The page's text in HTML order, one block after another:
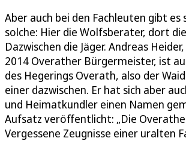
Aber auch bei den Fachleuten gibt es
solche: Hier die Wolfsberater, dort
Dazwischen die Jäger. Andreas
2014 Overather Bürgermeister, ist
des Hegerings Overath, also der
einer dazwischen. Er hat sich aber
und Heimatkundler einen Namen
Aufsatz veröffentlicht: „Die
Vergessene Zeugnisse einer uralten